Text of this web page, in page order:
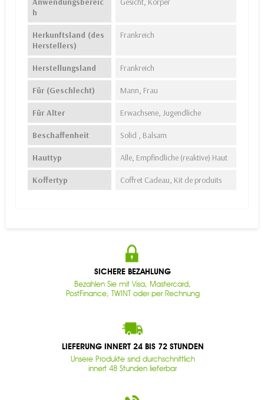
h
Herkunftsland (des
Herstellers)
Frankreich
Herstellungsland Frankreich
Für (Geschlecht) Mann, Frau
Für Alter Erwachsene, Jugendliche
Beschaffenheit Solid , Balsam
Hauttyp Alle, Empfindliche (reaktive) Haut
Koffertyp Coffret Cadeau, Kit de produits
SICHERE BEZAHLUNG
Bezahlen Sie mit Visa, Mastercard,
PostFinance, TWINT oder per Rechnung
LIEFERUNG INNERT 24 BIS 72 STUNDEN
Unsere Produkte sind durchschnittlich
innert 48 Stunden lieferbar